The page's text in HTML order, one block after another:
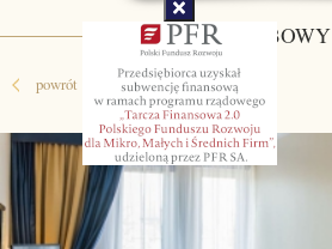
3-OSOBOWY
powrót